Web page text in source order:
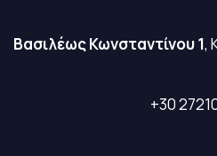
Βασιλέως Κωνσταντίνου 1,
+30